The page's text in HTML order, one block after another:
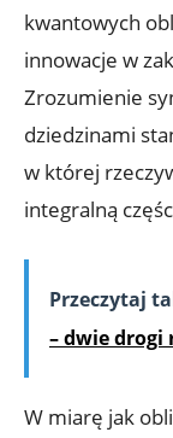
kwantowych
innowacje w
Zrozumienie
dziedzinami
w której
integralną
Przeczytaj
– dwie drogi
W miarę jak